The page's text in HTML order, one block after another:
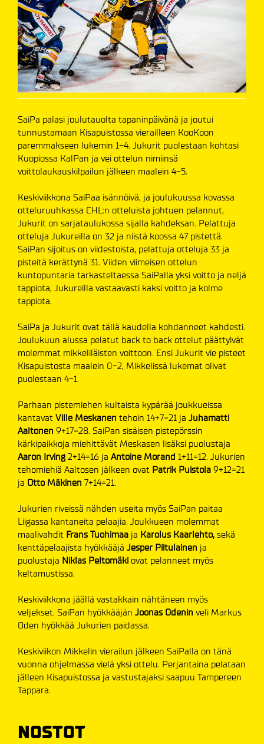
SaiPa palasi joulutauolta tapaninpäivänä ja joutui
tunnustamaan Kisapuistossa vierailleen KooKoon
paremmakseen lukemin 1-4. Jukurit puolestaan kohtasi
Kuopiossa KalPan ja vei ottelun nimiinsä
voittolaukauskilpailun jälkeen maalein 4-5.
Keskiviikkona SaiPaa isännöivä, ja joulukuussa kovassa
otteluruuhkassa CHL:n otteluista johtuen pelannut,
Jukurit on sarjataulukossa sijalla kahdeksan. Pelattuja
otteluja Jukureilla on 32 ja niistä koossa 47 pistettä.
SaiPan sijoitus on viidestoista, pelattuja otteluja 33 ja
pisteitä kerättynä 31. Viiden viimeisen ottelun
kuntopuntaria tarkasteltaessa SaiPalla yksi voitto ja neljä
tappiota, Jukureilla vastaavasti kaksi voitto ja kolme
tappiota.
SaiPa ja Jukurit ovat tällä kaudella kohdanneet kahdesti.
Joulukuun alussa pelatut back to back ottelut päättyivät
molemmat mikkeliläisten voittoon. Ensi Jukurit vie pisteet
Kisapuistosta maalein 0-2, Mikkelissä lukemat olivat
puolestaan 4-1.
Parhaan pistemiehen kultaista kypärää joukkueissa
kantavat Ville Meskanen tehoin 14+7=21 ja Juhamatti
Aaltonen 9+17=28. SaiPan sisäisen pistepörssin
kärkipaikkoja miehittävät Meskasen lisäksi puolustaja
Aaron Irving 2+14=16 ja Antoine Morand 1+11=12. Jukurien
tehomiehiä Aaltosen jälkeen ovat Patrik Puistola 9+12=21
ja Otto Mäkinen 7+14=21.
Jukurien riveissä nähden useita myös SaiPan paitaa
Liigassa kantaneita pelaajia. Joukkueen molemmat
maalivahdit Frans Tuohimaa ja Karolus Kaarlehto, sekä
kenttäpelaajista hyökkääjä Jesper Piitulainen ja
puolustaja Niklas Peltomäki ovat pelanneet myös
keltamustissa.
Keskiviikkona jäällä vastakkain nähtäneen myös
veljekset. SaiPan hyökkääjän Joonas Odenin veli Markus
Oden hyökkää Jukurien paidassa.
Keskiviikon Mikkelin vierailun jälkeen SaiPalla on tänä
vuonna ohjelmassa vielä yksi ottelu. Perjantaina pelataan
jälleen Kisapuistossa ja vastustajaksi saapuu Tampereen
Tappara.
NOSTOT